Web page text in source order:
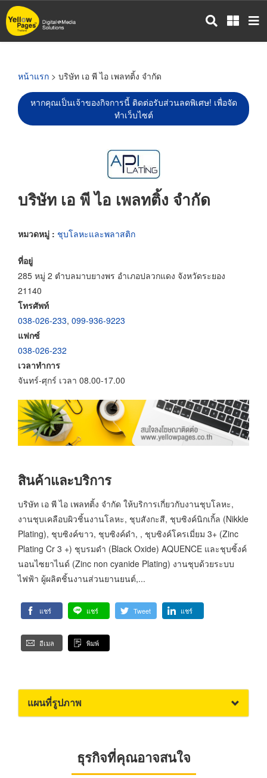
ข้าม
ไป
หน้าแรก > บริษัท เอ พี ไอ เพลทติ้ง จำกัด
หากคุณเป็นเจ้าของกิจการนี้ ติดต่อรับส่วนลดพิเศษ! เพื่อจัด
ทำเว็บไซต์
บริษัท เอ พี ไอ เพลทติ้ง จำกัด
หมวดหมู่ : ชุบโลหะและพลาสติก
ที่อยู่
285 หมู่ 2 ตำบลมาบยางพร อำเภอปลวกแดง จังหวัดระยอง
21140
โทรศัพท์
038-026-233, 099-936-9223
แฟกซ์
038-026-232
เวลาทำการ
จันทร์-ศุกร์ เวลา 08.00-17.00
สินค้าและบริการ
บริษัท เอ พี ไอ เพลทติ้ง จำกัด ให้บริการเกี่ยวกับงานชุบโลหะ,
งานชุบเคลือบผิวชิ้นงานโลหะ, ชุบสังกะสี, ชุบซิงค์นิกเกิ้ล (Nikkle
Plating), ชุบซิงค์ขาว, ชุบซิงค์ดำ, , ชุบซิงค์โครเมี่ยม 3+ (Zinc
Plating Cr 3 +) ชุบรมดำ (Black Oxide) AQUENCE และชุบซิ้งค์
นอนไซยาไนด์ (Zinc non cyanide Plating) งานชุบด้วยระบบ
ไฟฟ้า ผู้ผลิตชิ้นงานส่วนยานยนต์,...
แชร์ แชร์ Tweet แชร์
อีเมล พิมพ์
แผนที่รูปภาพ
ธุรกิจที่คุณอาจสนใจ